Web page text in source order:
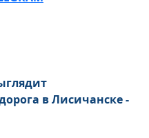
в Лисичанске -